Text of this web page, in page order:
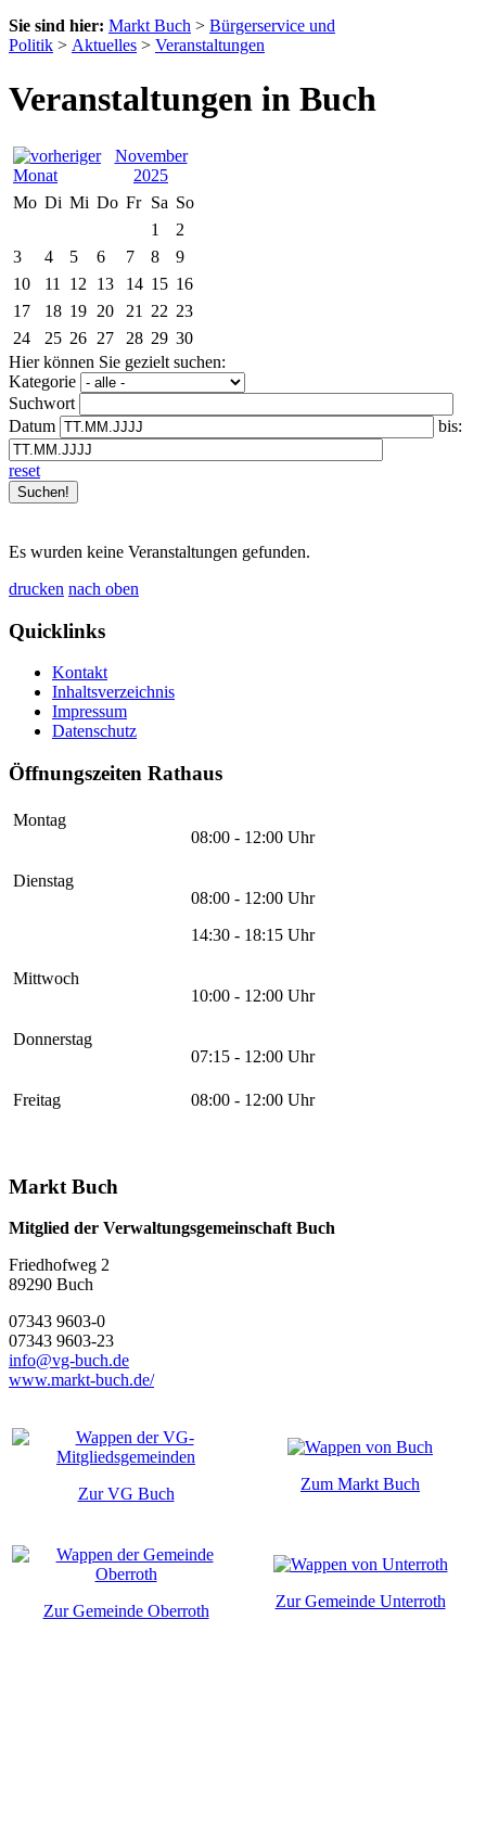
Sie sind hier: Markt Buch > Bürgerservice und
Politik > Aktuelles > Veranstaltungen
Veranstaltungen in Buch
November
2025
Mo Di Mi Do Fr Sa So
1
2
3
4 5 6 7 8
9
10
11 12 13 14 15 16
17
18 19 20 21 22 23
24
25 26 27 28 29 30
Hier können Sie gezielt suchen:
Kategorie
Suchwort
Datum
bis:
reset
Es wurden keine Veranstaltungen gefunden.
drucken nach oben
Quicklinks
Kontakt
Inhaltsverzeichnis
Impressum
Datenschutz
Öffnungszeiten Rathaus
Montag
08:00 - 12:00 Uhr
Dienstag
08:00 - 12:00 Uhr
14:30 - 18:15 Uhr
Mittwoch
10:00 - 12:00 Uhr
Donnerstag
07:15 - 12:00 Uhr
Freitag 08:00 - 12:00 Uhr
Markt Buch
Mitglied der Verwaltungsgemeinschaft Buch
Friedhofweg 2
89290 Buch
07343 9603-0
07343 9603-23
info@vg-buch.de
www.markt-buch.de/
Zur VG Buch
Zum Markt Buch
Zur Gemeinde Oberroth
Zur Gemeinde Unterroth